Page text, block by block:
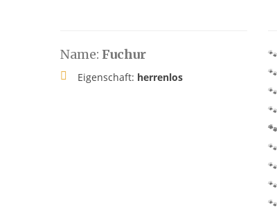
Name: Fuchur
Eigenschaft: herrenlos